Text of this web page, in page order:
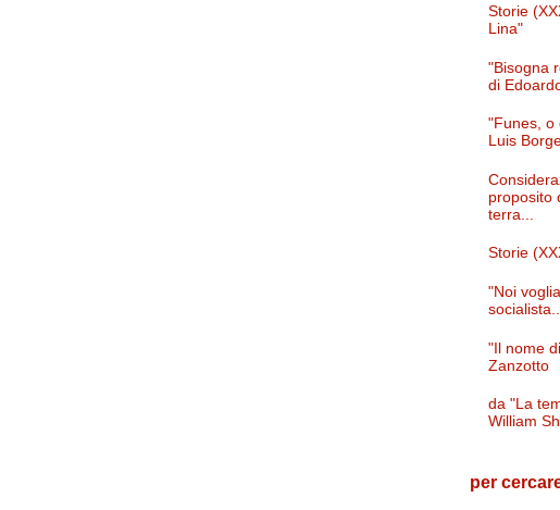
Storie
Lina"
"Bisogna
di
"Funes, o
Luis
proposito
terra...
Storie
"Noi
"Il nome
Zanzotto
da "La
William
per